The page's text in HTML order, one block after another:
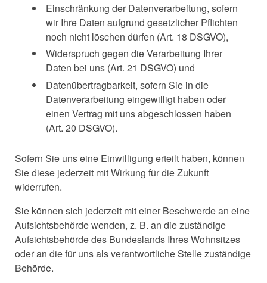
Einschränkung der Datenverarbeitung, sofern
wir Ihre Daten aufgrund gesetzlicher Pflichten
noch nicht löschen dürfen (Art. 18 DSGVO),
Widerspruch gegen die Verarbeitung Ihrer
Daten bei uns (Art. 21 DSGVO) und
Datenübertragbarkeit, sofern Sie in die
Datenverarbeitung eingewilligt haben oder
einen Vertrag mit uns abgeschlossen haben
(Art. 20 DSGVO).
Sofern Sie uns eine Einwilligung erteilt haben, können
Sie diese jederzeit mit Wirkung für die Zukunft
widerrufen.
Sie können sich jederzeit mit einer Beschwerde an eine
Aufsichtsbehörde wenden, z. B. an die zuständige
Aufsichtsbehörde des Bundeslands Ihres Wohnsitzes
oder an die für uns als verantwortliche Stelle zuständige
Behörde.